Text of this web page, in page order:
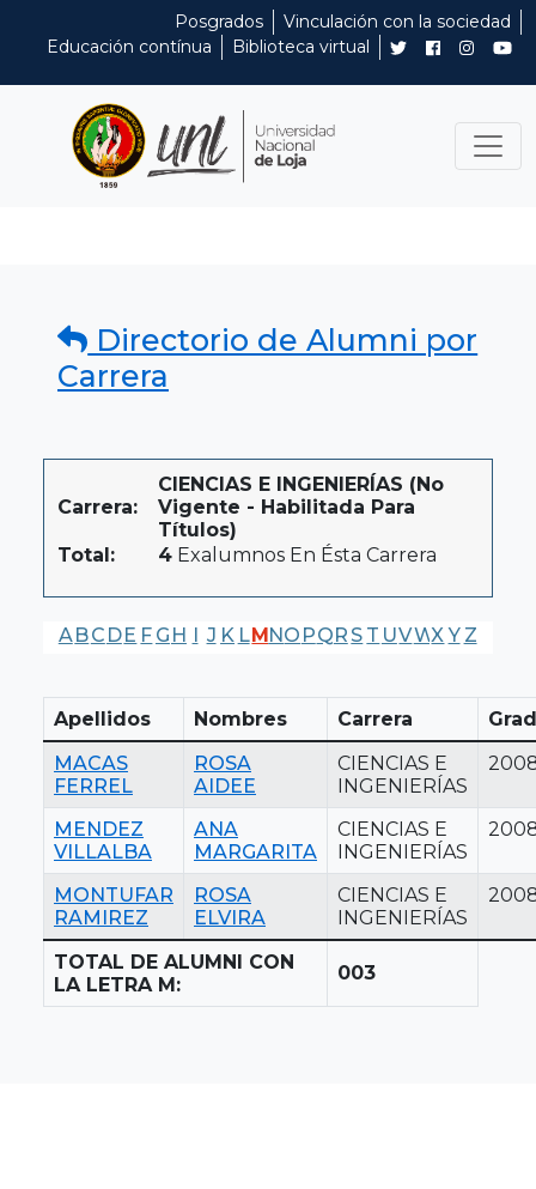
Posgrados
Vinculación con la sociedad
Educación contínua
Biblioteca virtual
Directorio de Alumni por
Carrera
Carrera:
CIENCIAS E INGENIERÍAS (No
Vigente - Habilitada Para
Títulos)
Total:
4 Exalumnos En Ésta Carrera
A BC DE F G H I J K LMNO PQR S T UVWX Y Z
Apellidos Nombres Carrera
MACAS
FERREL
ROSA
AIDEE
CIENCIAS E
INGENIERÍAS
MENDEZ
VILLALBA
ANA
MARGARITA
CIENCIAS E
INGENIERÍAS
MONTUFAR
RAMIREZ
ROSA
ELVIRA
CIENCIAS E
INGENIERÍAS
TOTAL DE ALUMNI CON
LA LETRA M:
003